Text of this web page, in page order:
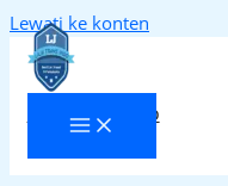
Lewati ke konten
Laja Transindo